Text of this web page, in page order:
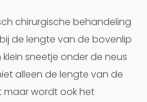
chirurgische behandeling
de lengte van de bovenlip
sneetje onder de neus
alleen de lengte van de
maar wordt ook het